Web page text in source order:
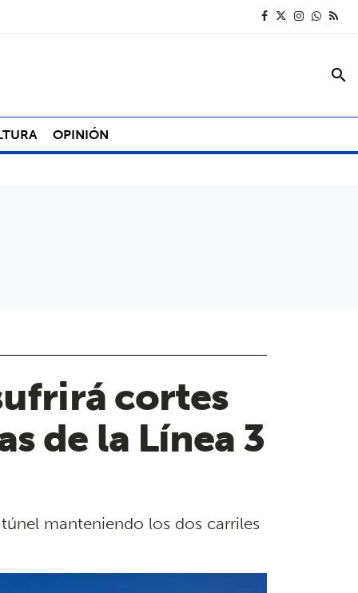
search
OPINIÓN
cortes
de la Línea 3
manteniendo los dos carriles